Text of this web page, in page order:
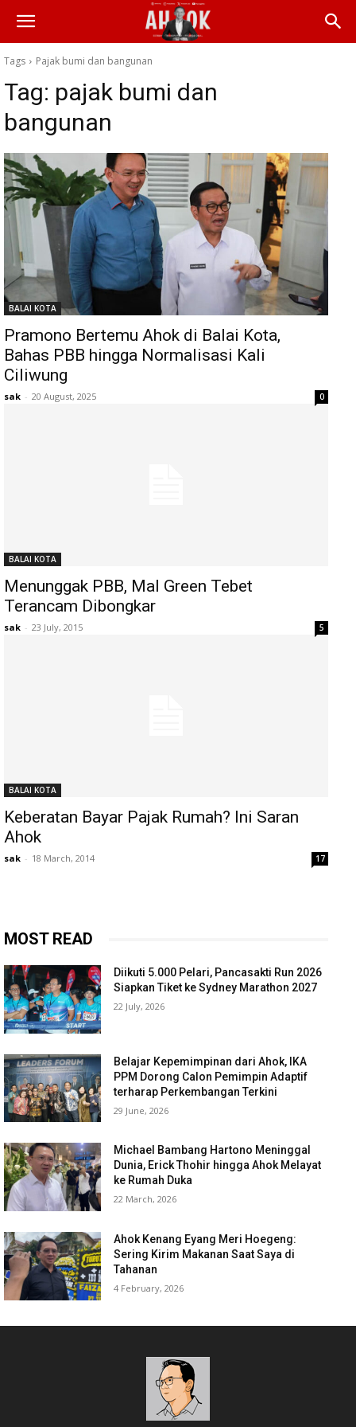
Tags Pajak bumi dan bangunan
Tag: pajak bumi dan
bangunan
BALAI KOTA
Pramono Bertemu Ahok di Balai Kota,
Bahas PBB hingga Normalisasi Kali
Ciliwung
sak - 20 August, 2025 0
BALAI KOTA
Menunggak PBB, Mal Green Tebet
Terancam Dibongkar
sak - 23 July, 2015 5
BALAI KOTA
Keberatan Bayar Pajak Rumah? Ini Saran
Ahok
sak - 18 March, 2014 17
MOST READ
Diikuti 5.000 Pelari, Pancasakti Run 2026
Siapkan Tiket ke Sydney Marathon 2027
22 July, 2026
Belajar Kepemimpinan dari Ahok, IKA
PPM Dorong Calon Pemimpin Adaptif
terharap Perkembangan Terkini
29 June, 2026
Michael Bambang Hartono Meninggal
Dunia, Erick Thohir hingga Ahok Melayat
ke Rumah Duka
22 March, 2026
Ahok Kenang Eyang Meri Hoegeng:
Sering Kirim Makanan Saat Saya di
Tahanan
4 February, 2026